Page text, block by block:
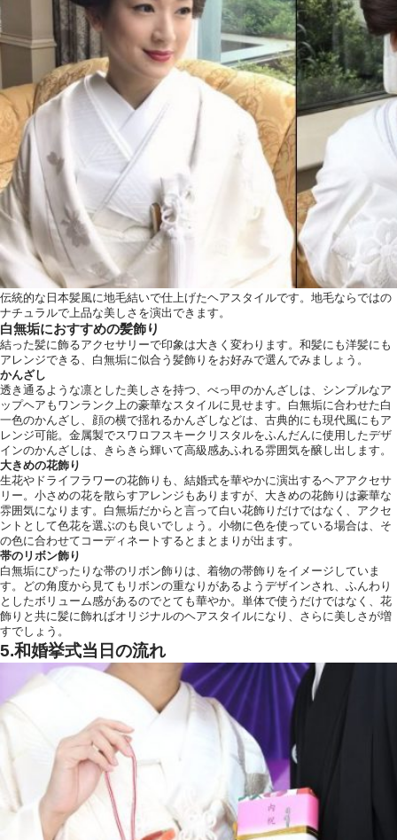
伝統的な日本髪風に地毛結いで仕上げたヘアスタイルです。地毛ならではの
ナチュラルで上品な美しさを演出できます。
白無垢におすすめの髪飾り
結った髪に飾るアクセサリーで印象は大きく変わります。和髪にも洋髪にも
アレンジできる、白無垢に似合う髪飾りをお好みで選んでみましょう。
かんざし
透き通るような凛とした美しさを持つ、べっ甲のかんざしは、シンプルなア
ップヘアもワンランク上の豪華なスタイルに見せます。白無垢に合わせた白
一色のかんざし、顔の横で揺れるかんざしなどは、古典的にも現代風にもア
レンジ可能。金属製でスワロフスキークリスタルをふんだんに使用したデザ
インのかんざしは、きらきら輝いて高級感あふれる雰囲気を醸し出します。
大きめの花飾り
生花やドライフラワーの花飾りも、結婚式を華やかに演出するヘアアクセサ
リー。小さめの花を散らすアレンジもありますが、大きめの花飾りは豪華な
雰囲気になります。白無垢だからと言って白い花飾りだけではなく、アクセ
ントとして色花を選ぶのも良いでしょう。小物に色を使っている場合は、そ
の色に合わせてコーディネートするとまとまりが出ます。
帯のリボン飾り
白無垢にぴったりな帯のリボン飾りは、着物の帯飾りをイメージしていま
す。どの角度から見てもリボンの重なりがあるようデザインされ、ふんわり
としたボリューム感があるのでとても華やか。単体で使うだけではなく、花
飾りと共に髪に飾ればオリジナルのヘアスタイルになり、さらに美しさが増
すでしょう。
5.和婚挙式当日の流れ